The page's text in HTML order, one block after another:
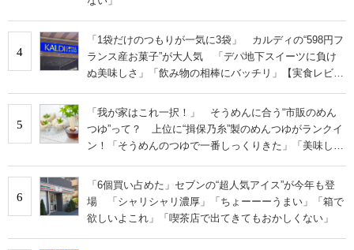
4
「1袋だけのつもりが一気に3袋」 カルディの“598円フ
ランス産お菓子”が大人気 「デパ地下スイーツに負け
ぬ美味しさ」「飲み物の相棒にバッチリ」【実食レビュ
5
「我が家はこれ一択！」 そうめんに合う“市販のめん
つゆ”って？ 上位に“揖保乃糸”製のめんつゆがランクイ
ン！「そうめんのつゆで一番しっくりきた」「美味しす
6
「6個買い占めた」セブンの“超人気アイス”が今年も登
場 「シャリシャリ濃厚」「ちょーーーうまい」「箱で
欲しいよこれ」「喫茶店で出てきてもおかしくない」